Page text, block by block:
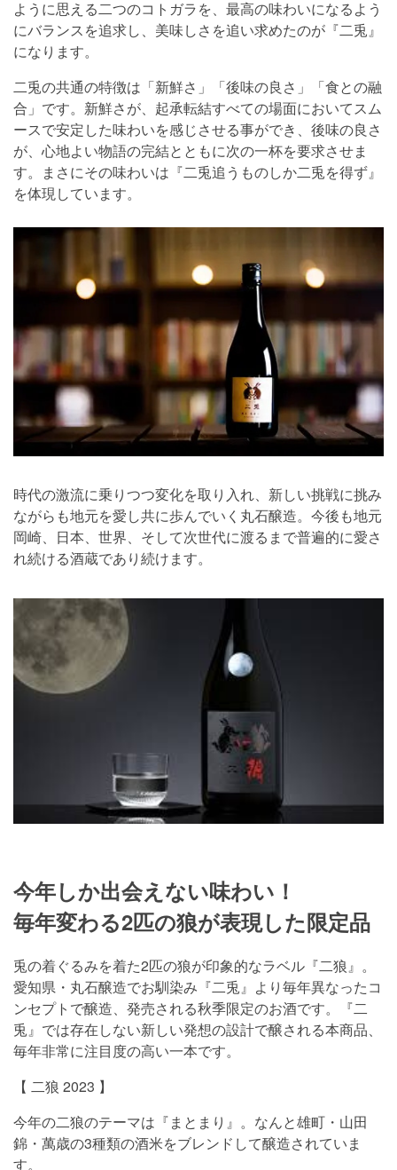
ように思える二つのコトガラを、最高の味わいになるよう
にバランスを追求し、美味しさを追い求めたのが『二兎』
になります。
二兎の共通の特徴は「新鮮さ」「後味の良さ」「食との融
合」です。新鮮さが、起承転結すべての場面においてスム
ースで安定した味わいを感じさせる事ができ、後味の良さ
が、心地よい物語の完結とともに次の一杯を要求させま
す。まさにその味わいは『二兎追うものしか二兎を得ず』
を体現しています。
時代の激流に乗りつつ変化を取り入れ、新しい挑戦に挑み
ながらも地元を愛し共に歩んでいく丸石醸造。今後も地元
岡崎、日本、世界、そして次世代に渡るまで普遍的に愛さ
れ続ける酒蔵であり続けます。
今年しか出会えない味わい！
毎年変わる2匹の狼が表現した限定品
兎の着ぐるみを着た2匹の狼が印象的なラベル『二狼』。
愛知県・丸石醸造でお馴染み『二兎』より毎年異なったコ
ンセプトで醸造、発売される秋季限定のお酒です。『二
兎』では存在しない新しい発想の設計で醸される本商品、
毎年非常に注目度の高い一本です。
【 二狼 2023 】
今年の二狼のテーマは『まとまり』。なんと雄町・山田
錦・萬歳の3種類の酒米をブレンドして醸造されていま
す。